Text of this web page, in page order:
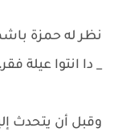
نظر له حمزة
_ دا انتوا عيلة
وقبل أن يتحدث